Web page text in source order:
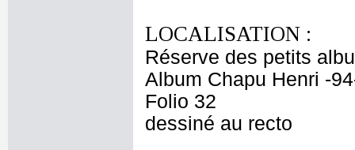
LOCALISATION :
Réserve des petits
Album Chapu Henri -
Folio 32
dessiné au recto